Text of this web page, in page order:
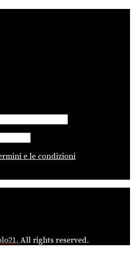
e le condizioni
All rights reserved.